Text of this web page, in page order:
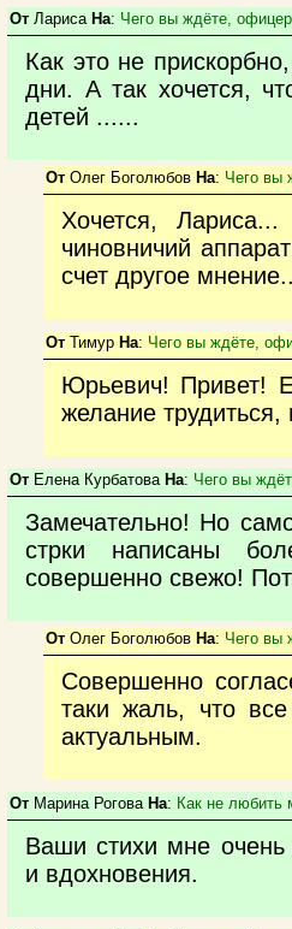
От Лариса На: Чего вы ждёте,
Как это не
дни. А так хочется,
детей ......
От Олег Боголюбов На: Чего вы
Хочется,
чиновничий
счет другое
От Тимур На: Чего вы ждёте,
Юрьевич! Привет!
желание
От Елена Курбатова На: Чего вы
Замечательно! Но
стрки написаны
совершенно свежо!
От Олег Боголюбов На: Чего вы
Совершенно
таки жаль, что
актуальным.
От Марина Рогова На: Как не любить
Ваши стихи мне
и вдохновения.